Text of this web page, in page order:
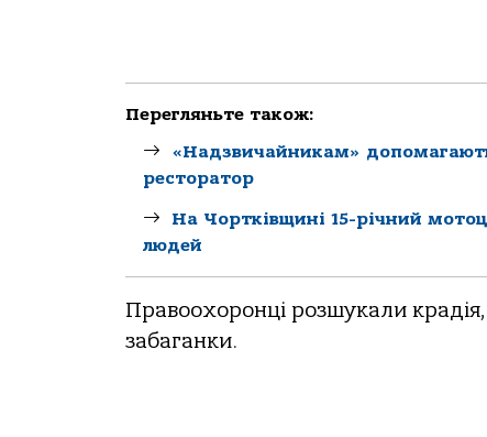
Перегляньте також:
«Надзвичайникам»
ресторатор
На Чортківщині 15-річний
людей
Правоохоронці розшукали
забаганки.